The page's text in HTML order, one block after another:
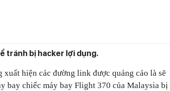
tránh bị hacker lợi dụng.
hiện các đường link được quảng cáo là sẽ
bay chiếc máy bay Flight 370 của Malaysia bị